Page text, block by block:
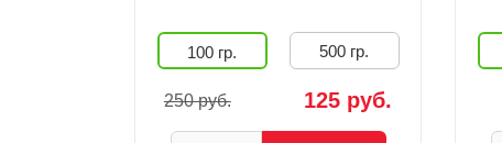
100 гр. 500 гр.
250 руб. 125 руб.